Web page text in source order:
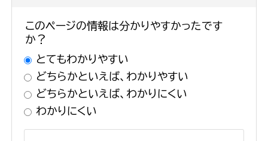
このページの情報は分かりやすかったです
か？
とてもわかりやすい
どちらかといえば、わかりやすい
どちらかといえば、わかりにくい
わかりにくい